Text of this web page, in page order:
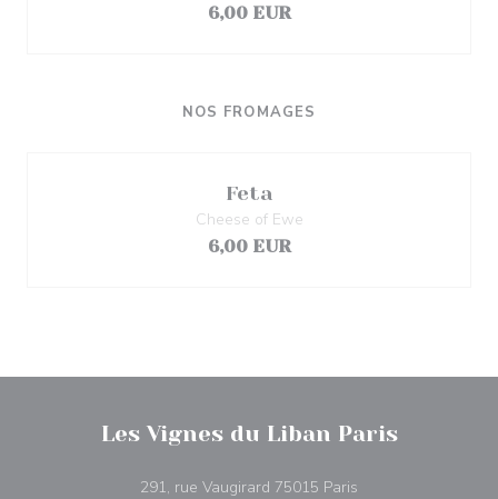
6,00 EUR
NOS FROMAGES
Feta
Cheese of Ewe
6,00 EUR
Les Vignes du Liban Paris
291, rue Vaugirard 75015 Paris